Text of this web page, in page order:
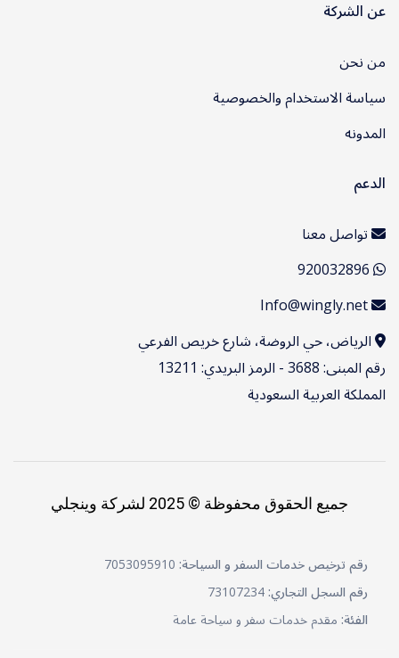
عن الشركة
من نحن
سياسة الاستخدام والخصوصية
المدونه
الدعم
تواصل معنا
الرياض، حي الروضة، شارع خريص الفرعي
رقم المبنى: 3688 - الرمز البريدي: 13211
المملكة العربية السعودية
جميع الحقوق محفوظة © 2025 لشركة وينجلي
رقم ترخيص خدمات السفر و السياحة:
رقم السجل التجاري:
الفئة: مقدم خدمات سفر و سياحة عامة